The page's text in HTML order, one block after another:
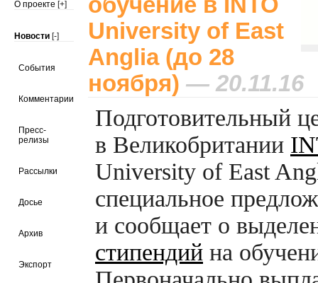
О проекте [+]
Новости [-]
События
Комментарии
Пресс-
релизы
Рассылки
Досье
Архив
Экспорт
University of East
Anglia (до 28
ноября) — 20.11.16
Подготовительный
в Великобритании
University of East
специальное
и сообщает о
стипендий на